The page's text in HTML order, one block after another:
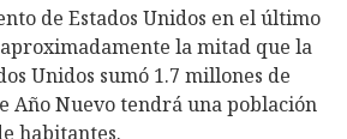
de Estados Unidos en el último
la mitad que la
Unidos sumó 1.7 millones de
Año Nuevo tendrá una población
habitantes.